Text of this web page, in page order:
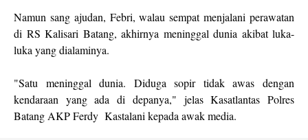
Namun sang ajudan, Febri, walau sempat menjalani perawatan
di RS Kalisari Batang, akhirnya meninggal dunia akibat luka-
luka yang dialaminya.
"Satu meninggal dunia. Diduga sopir tidak awas dengan
kendaraan yang ada di depanya," jelas Kasatlantas Polres
Batang AKP Ferdy Kastalani kepada awak media.